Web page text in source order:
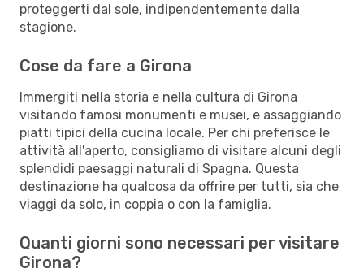
proteggerti dal sole, indipendentemente dalla
stagione.
Cose da fare a Girona
Immergiti nella storia e nella cultura di Girona
visitando famosi monumenti e musei, e assaggiando
piatti tipici della cucina locale. Per chi preferisce le
attività all'aperto, consigliamo di visitare alcuni degli
splendidi paesaggi naturali di Spagna. Questa
destinazione ha qualcosa da offrire per tutti, sia che
viaggi da solo, in coppia o con la famiglia.
Quanti giorni sono necessari per visitare
Girona?